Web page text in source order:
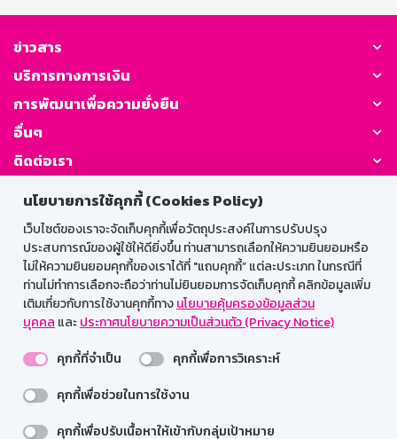
นโยบายการใช้คุกกี้ (Cookies Policy)
เว็บไซต์ของเราจะจัดเก็บคุกกี้เพื่อวัตถุประสงค์ในการปรับปรุง
ประสบการณ์ของผู้ใช้ให้ดียิ่งขึ้น ท่านสามารถเลือกให้ความยินยอมหรือ
ไม่ให้ความยินยอมคุกกี้ของเราได้ที่ "แถบคุกกี้” แต่ละประเภท ในกรณีที่
ท่านไม่ทำการเลือกจะถือว่าท่านไม่ยินยอมการจัดเก็บคุกกี้ คลิกข้อมูลเพิ่ม
เติมเกี่ยวกับการใช้งานคุกกี้ทางนโยบายคุ้มครองข้อมูลส่วน
บุคคล และประกาศนโยบายความเป็นส่วนตัว (Privacy Notice)
คุกกี้ที่จำเป็น
คุกกี้เพื่อการวิเคราะห์
คุกกี้เพื่อช่วยในการใช้งาน
คุกกี้เพื่อปรับเนื้อหาให้เข้ากับกลุ่มเป้าหมาย
ข่าวสาร
บริการทางการเงิน
การพัฒนาเพื่อความยั่งยืน
อื่นๆ
ติดต่อเรา
GSB Society:
สำหรับพนักงาน
Web HR
GSB Wisdom
M-Search
เข้าสู่ระบบเน็ตเมล
รองรับการใช้งานได้ดีบนเว็บบราวเซอร์